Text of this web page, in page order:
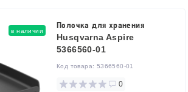
в наличии
Полочка для хранения
Husqvarna Aspire
5366560-01
Код товара: 5366560-01
0